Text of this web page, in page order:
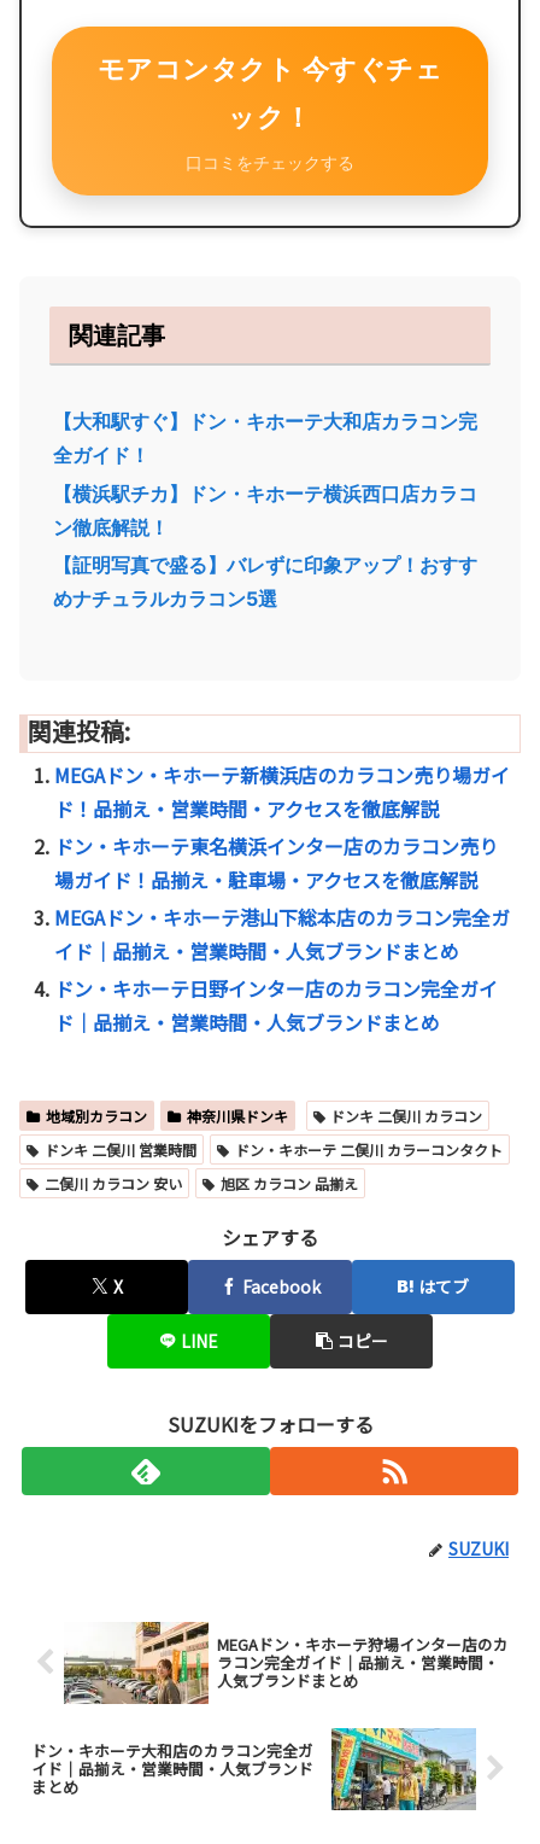
モアコンタクト 今すぐチェ
ック！
口コミをチェックする
関連記事
【大和駅すぐ】ドン・キホーテ大和店カラコン完
全ガイド！
【横浜駅チカ】ドン・キホーテ横浜西口店カラコ
ン徹底解説！
【証明写真で盛る】バレずに印象アップ！おすす
めナチュラルカラコン5選
関連投稿:
MEGAドン・キホーテ新横浜店のカラコン売り場ガイ
ド！品揃え・営業時間・アクセスを徹底解説
ドン・キホーテ東名横浜インター店のカラコン売り
場ガイド！品揃え・駐車場・アクセスを徹底解説
MEGAドン・キホーテ港山下総本店のカラコン完全ガ
イド｜品揃え・営業時間・人気ブランドまとめ
ドン・キホーテ日野インター店のカラコン完全ガイ
ド｜品揃え・営業時間・人気ブランドまとめ
地域別カラコン 神奈川県ドンキ
ドンキ 二俣川 カラコン
ドンキ 二俣川 営業時間
ドン・キホーテ 二俣川 カラーコンタクト
二俣川 カラコン 安い
旭区 カラコン 品揃え
シェアする
X Facebook はてブ
LINE コピー
SUZUKIをフォローする
SUZUKI
MEGAドン・キホーテ狩場インター店のカ
ラコン完全ガイド｜品揃え・営業時間・
人気ブランドまとめ
ドン・キホーテ大和店のカラコン完全ガ
イド｜品揃え・営業時間・人気ブランド
まとめ